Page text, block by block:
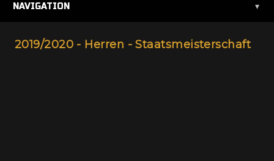
NAVIGATION ▾
2019/2020 - Herren - Staatsmeisterschaft